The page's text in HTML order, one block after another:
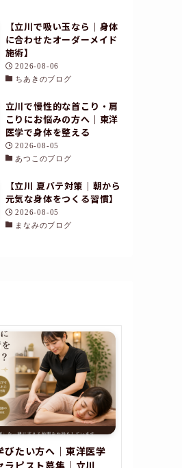
【立川で吸い玉なら｜身体
に合わせたオーダーメイド
施術】
2026-08-06
ちあきのブログ
立川で慢性的な首こり・肩
こりにお悩みの方へ｜東洋
医学で身体を整える
2026-08-05
あつこのブログ
【立川 夏バテ対策｜朝から
元気な身体をつくる習慣】
2026-08-05
まなみのブログ
びたい方へ｜東洋医学
ラピスト募集｜立川